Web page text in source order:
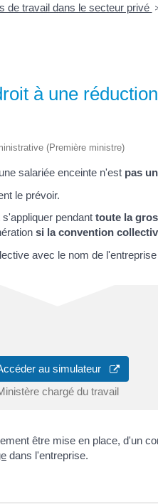
de travail dans le secteur privé
à une
(Première ministre)
salariée enceinte n'est pas
le prévoir.
s'appliquer pendant toute la
si la convention
avec le nom de
au simulateur
chargé du travail
être mise en place, d'un
dans l'entreprise.